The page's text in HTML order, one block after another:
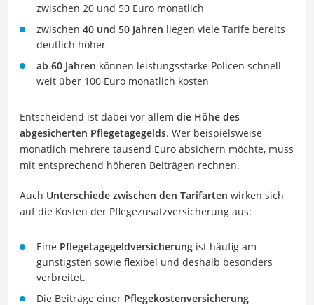
zwischen 20 und 50 Euro monatlich
zwischen 40 und 50 Jahren liegen viele Tarife bereits
deutlich höher
ab 60 Jahren können leistungsstarke Policen schnell
weit über 100 Euro monatlich kosten
Entscheidend ist dabei vor allem die Höhe des
abgesicherten Pflegetagegelds. Wer beispielsweise
monatlich mehrere tausend Euro absichern möchte, muss
mit entsprechend höheren Beiträgen rechnen.
Auch Unterschiede zwischen den Tarifarten wirken sich
auf die Kosten der Pflegezusatzversicherung aus:
Eine Pflegetagegeldversicherung ist häufig am
günstigsten sowie flexibel und deshalb besonders
verbreitet.
Die Beiträge einer Pflegekostenversicherung